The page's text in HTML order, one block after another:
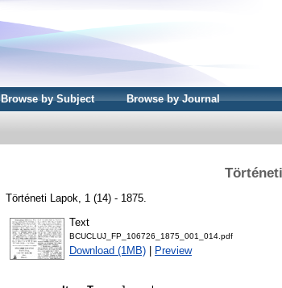
Browse by Subject Browse by Journal
Történeti Lapok, 1 (14) - 1875.
Text
BCUCLUJ_FP_106726_1875_001_014.pdf
Download (1MB) Preview